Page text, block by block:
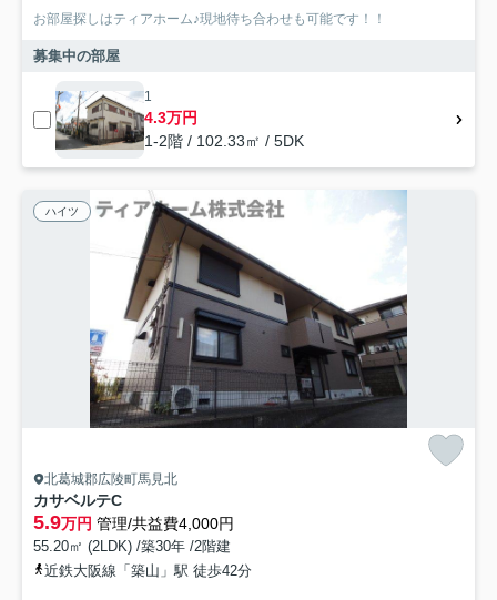
お部屋探しはティアホーム♪現地待ち合わせも可能です！！
募集中の部屋
1
4.3万円
1-2階 / 102.33㎡ / 5DK
ハイツ
北葛城郡広陵町馬見北
カサベルテC
5.9万円 管理/共益費4,000円
55.20㎡ (2LDK) /築30年 /2階建
近鉄大阪線「築山」駅 徒歩42分